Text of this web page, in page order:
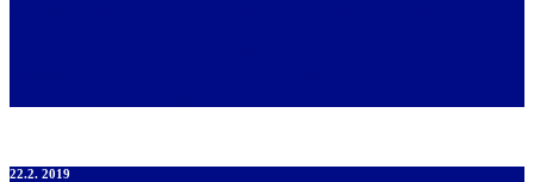
22.2. 2019